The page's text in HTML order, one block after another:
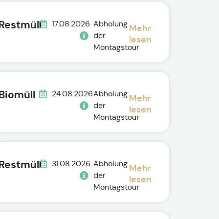
17.08.2026 Abholung
der
Montagstour
Mehr
lesen
24.08.2026Abholung
der
Montagstour
Mehr
lesen
31.08.2026 Abholung
der
Montagstour
Mehr
lesen